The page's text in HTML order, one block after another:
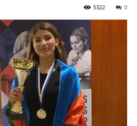
0
5322